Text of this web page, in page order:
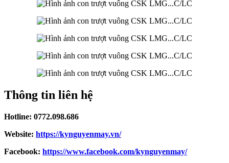
Thông tin liên hệ
Hotline: 0772.098.686
Website: https://kynguyenmay.vn/
Facebook: https://www.facebook.com/kynguyenmay/